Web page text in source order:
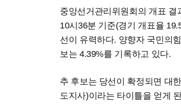
중앙선거관리위원회의 개표
10시36분 기준(경기 개표율
선이 유력하다. 양향자 국민의
보는 4.39%를 기록하고 있다.
추 후보는 당선이 확정되면 대
도지사)이라는 타이틀을 얻게